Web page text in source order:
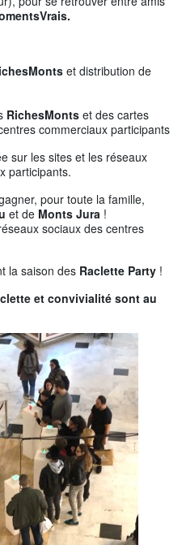
et distribution de
RichesMonts et des cartes
commerciaux participants
sur les sites et les réseaux
participants.
pour toute la famille,
et de Monts Jura !
sociaux des centres
la saison des Raclette Party !
et convivialité sont au